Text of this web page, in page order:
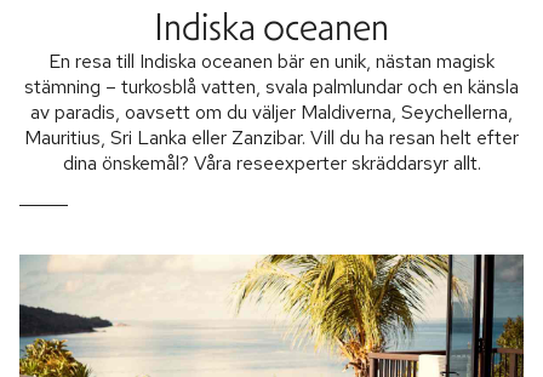
Indiska oceanen
En resa till Indiska oceanen bär en unik, nästan magisk
stämning – turkosblå vatten, svala palmlundar och en känsla
av paradis, oavsett om du väljer Maldiverna, Seychellerna,
Mauritius, Sri Lanka eller Zanzibar. Vill du ha resan helt efter
dina önskemål? Våra reseexperter skräddarsyr allt.